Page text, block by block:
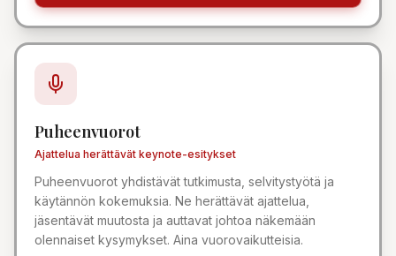
Puheenvuorot
Ajattelua herättävät keynote-esitykset
Puheenvuorot yhdistävät tutkimusta, selvitystyötä ja
käytännön kokemuksia. Ne herättävät ajattelua,
jäsentävät muutosta ja auttavat johtoa näkemään
olennaiset kysymykset. Aina vuorovaikutteisia.